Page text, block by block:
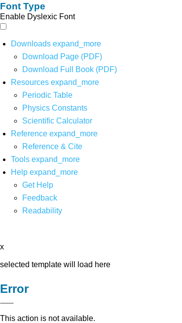
Font Type
Enable Dyslexic Font
Downloads expand_more
Download Page (PDF)
Download Full Book (PDF)
Resources expand_more
Periodic Table
Physics Constants
Scientific Calculator
Reference expand_more
Reference & Cite
Tools expand_more
Help expand_more
Get Help
Feedback
Readability
x
selected template will load here
Error
This action is not available.